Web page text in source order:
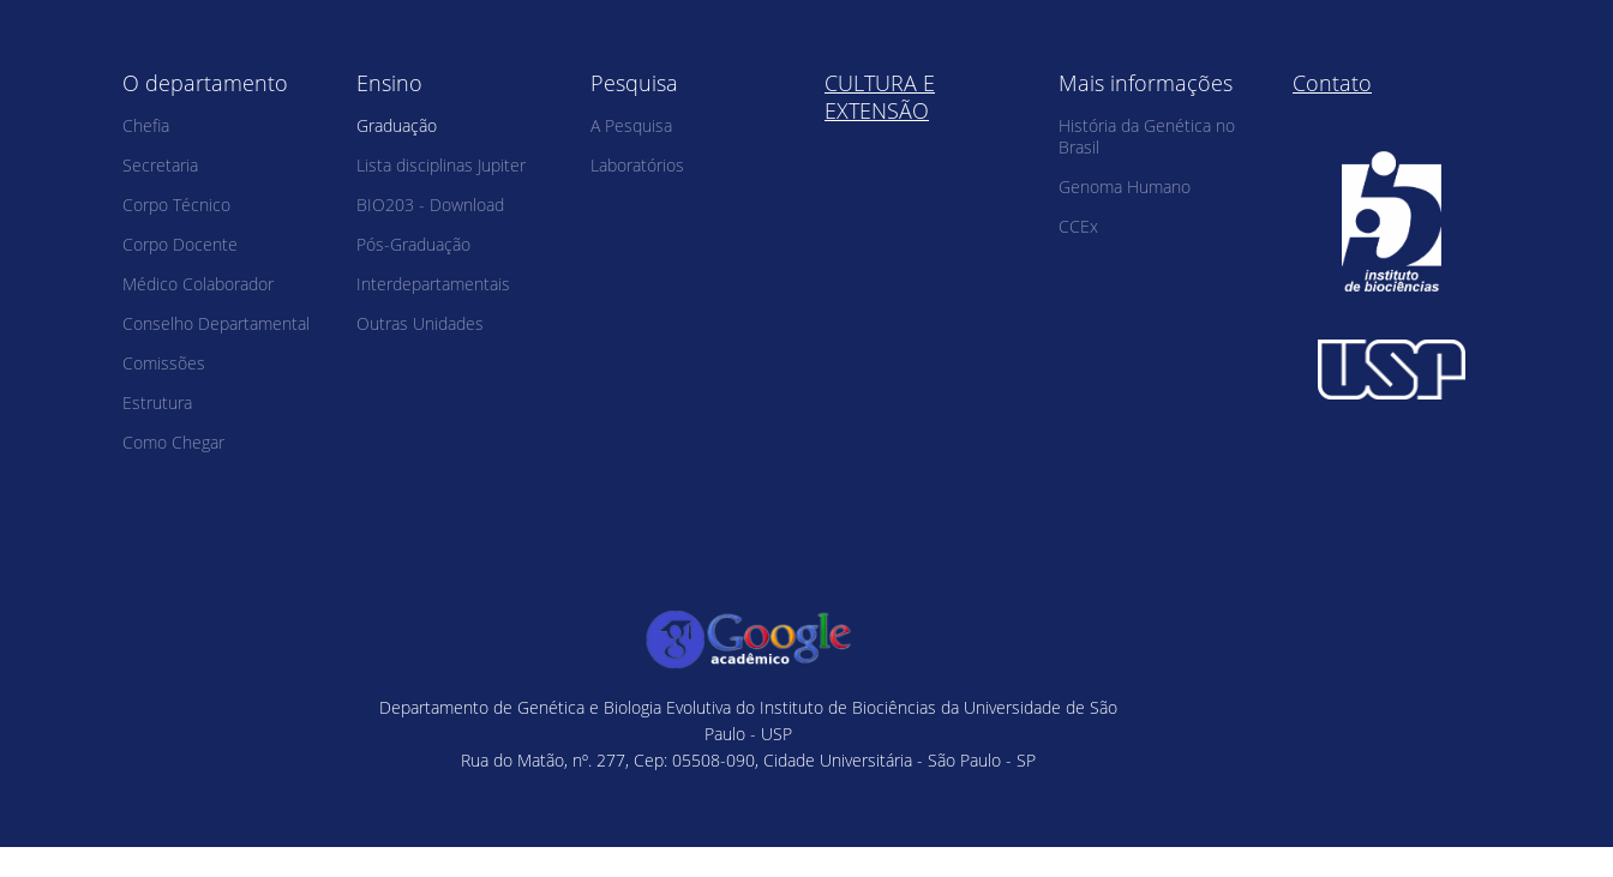
O departamento
Chefia
Secretaria
Corpo Técnico
Corpo Docente
Médico Colaborador
Conselho Departamental
Comissões
Estrutura
Como Chegar
Ensino
Graduação
Lista disciplinas Jupiter
BIO203 - Download
Pós-Graduação
Interdepartamentais
Outras Unidades
Pesquisa
A Pesquisa
Laboratórios
CULTURA E
EXTENSÃO
Mais informações
História da Genética no
Brasil
Genoma Humano
CCEx
Contato
Departamento de Genética e Biologia Evolutiva do Instituto de Biociências da Universidade de São
Paulo - USP
Rua do Matão, nº. 277, Cep: 05508-090, Cidade Universitária - São Paulo - SP